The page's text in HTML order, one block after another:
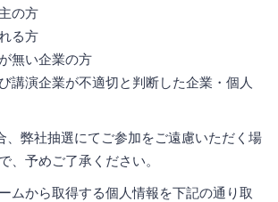
の方
る方
無い企業の方
講演企業が不適切と判断した企業・個人
、弊社抽選にてご参加をご遠慮いただく場
、予めご了承ください。
ムから取得する個人情報を下記の通り取